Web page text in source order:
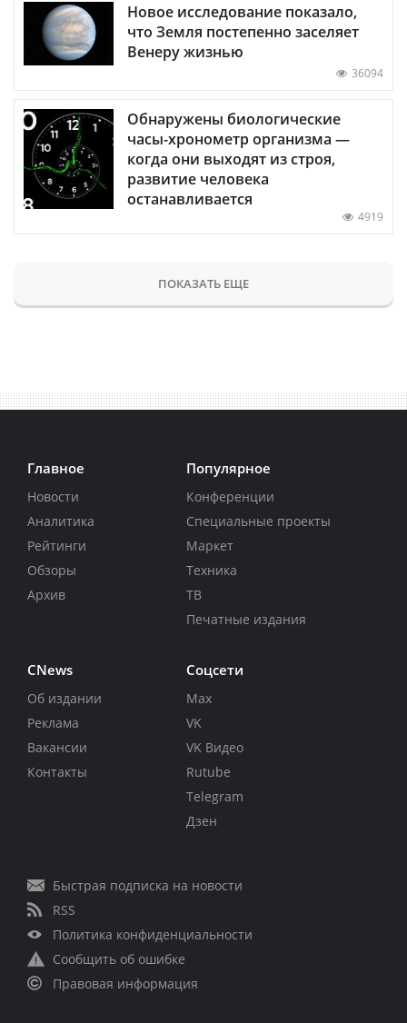
Новое исследование показало,
что Земля постепенно заселяет
Венеру жизнью
36094
Обнаружены биологические
часы-хронометр организма —
когда они выходят из строя,
развитие человека
останавливается
4919
ПОКАЗАТЬ ЕЩЕ
Главное
Новости
Аналитика
Рейтинги
Обзоры
Архив
Популярное
Конференции
Специальные проекты
Маркет
Техника
ТВ
Печатные издания
CNews
Об издании
Реклама
Вакансии
Контакты
Соцсети
Max
VK
VK Видео
Rutube
Telegram
Дзен
Быстрая подписка на новости
RSS
Политика конфиденциальности
Сообщить об ошибке
Правовая информация